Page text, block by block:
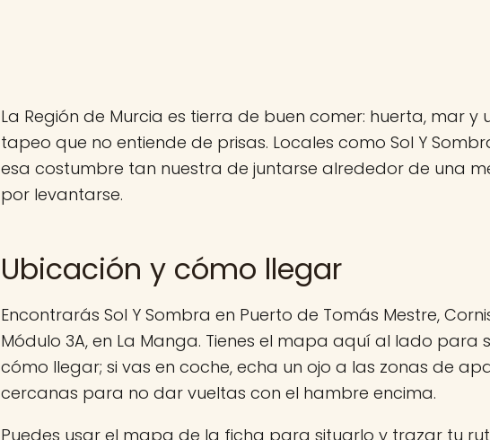
La Región de Murcia es tierra de buen comer: huerta, mar y
tapeo que no entiende de prisas. Locales como Sol Y
esa costumbre tan nuestra de juntarse alrededor de una
por levantarse.
Ubicación y cómo llegar
Encontrarás Sol Y Sombra en Puerto de Tomás Mestre,
Módulo 3A, en La Manga. Tienes el mapa aquí al lado para
cómo llegar; si vas en coche, echa un ojo a las zonas de
cercanas para no dar vueltas con el hambre encima.
Puedes usar el mapa de la ficha para situarlo y trazar tu